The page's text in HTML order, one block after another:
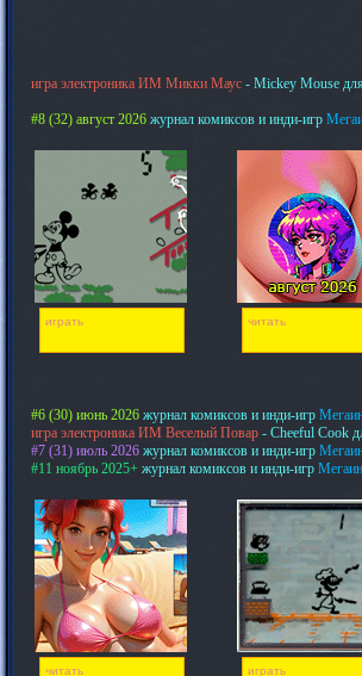
игра электроника ИМ Микки Маус - Mickey Mouse
#8 (32) август 2026 журнал комиксов и инди-игр
играть читать
#6 (30) июнь 2026 журнал комиксов и инди-игр
игра электроника ИМ Веселый Повар - Cheeful Cook
#7 (31) июль 2026 журнал комиксов и инди-игр
#11 ноябрь 2025+ журнал комиксов и инди-игр
читать играть